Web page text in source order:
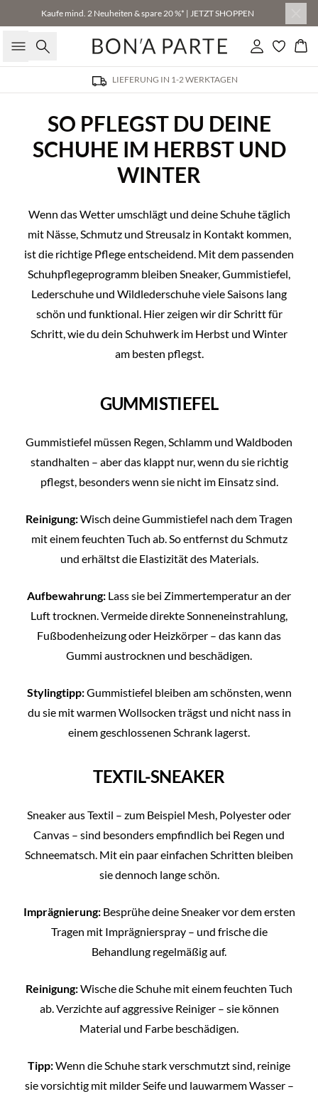
Kaufe mind. 2 Neuheiten & spare 20 %* | JETZT SHOPPEN
Suche Einloggen
LIEFERUNG IN 1-2 WERKTAGEN
SO PFLEGST DU DEINE
SCHUHE IM HERBST UND
WINTER
Wenn das Wetter umschlägt und deine Schuhe täglich
mit Nässe, Schmutz und Streusalz in Kontakt kommen,
ist die richtige Pflege entscheidend. Mit dem passenden
Schuhpflegeprogramm bleiben Sneaker, Gummistiefel,
Lederschuhe und Wildlederschuhe viele Saisons lang
schön und funktional. Hier zeigen wir dir Schritt für
Schritt, wie du dein Schuhwerk im Herbst und Winter
am besten pflegst.
GUMMISTIEFEL
Gummistiefel müssen Regen, Schlamm und Waldboden
standhalten – aber das klappt nur, wenn du sie richtig
pflegst, besonders wenn sie nicht im Einsatz sind.
Reinigung:Wisch deine Gummistiefel nach dem Tragen
mit einem feuchten Tuch ab. So entfernst du Schmutz
und erhältst die Elastizität des Materials.
Aufbewahrung: Lass sie bei Zimmertemperatur an der
Luft trocknen. Vermeide direkte Sonneneinstrahlung,
Fußbodenheizung oder Heizkörper – das kann das
Gummi austrocknen und beschädigen.
Stylingtipp:Gummistiefel bleiben am schönsten, wenn
du sie mit warmen Wollsocken trägst und nicht nass in
einem geschlossenen Schrank lagerst.
TEXTIL-SNEAKER
Sneaker aus Textil – zum Beispiel Mesh, Polyester oder
Canvas – sind besonders empfindlich bei Regen und
Schneematsch. Mit ein paar einfachen Schritten bleiben
sie dennoch lange schön.
Imprägnierung:Besprühe deine Sneaker vor dem ersten
Tragen mit Imprägnierspray – und frische die
Behandlung regelmäßig auf.
Reinigung:Wische die Schuhe mit einem feuchten Tuch
ab. Verzichte auf aggressive Reiniger – sie können
Material und Farbe beschädigen.
Tipp:Wenn die Schuhe stark verschmutzt sind, reinige
sie vorsichtig mit milder Seife und lauwarmem Wasser –